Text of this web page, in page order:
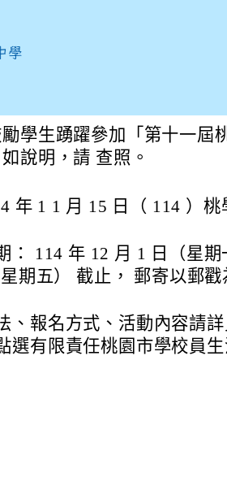
市合作教育盃書
學生踴躍參加「第十一屆
說明，請 查照。
年 1 1 月 15 日（ 114 ）
： 114 年 12 月 1 日（星
期五） 截止， 郵寄以郵
、報名方式、活動內容請
選有限責任桃園市學校員